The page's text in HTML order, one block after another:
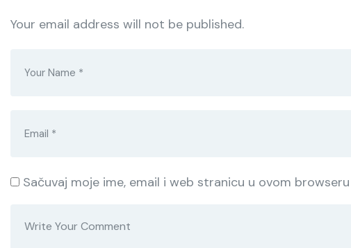
Your email address will not be published.
Sačuvaj moje ime, email i web stranicu u ovom